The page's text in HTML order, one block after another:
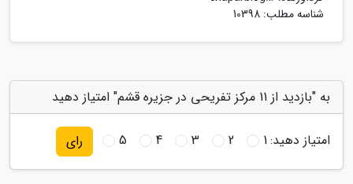
شناسه مطلب: 10398
به "بازدید از 11 مرکز تفریحی در جزیره قشم" امتیاز دهید
امتیاز دهید:1
2
3
4
5 رای